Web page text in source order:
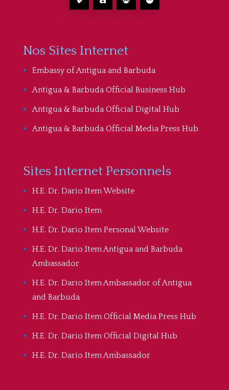
Nos Sites Internet
Embassy of Antigua and Barbuda
Antigua & Barbuda Official Business Hub
Antigua & Barbuda Official Digital Hub
Antigua & Barbuda Official Media Press Hub
Sites Internet Personnels
H.E. Dr. Dario Item Website
H.E. Dr. Dario Item
H.E. Dr. Dario Item Personal Website
H.E. Dr. Dario Item Antigua and Barbuda
Ambassador
H.E. Dr. Dario Item Ambassador of Antigua
and Barbuda
H.E. Dr. Dario Item Official Media Press Hub
H.E. Dr. Dario Item Official Digital Hub
H.E. Dr. Dario Item Ambassador